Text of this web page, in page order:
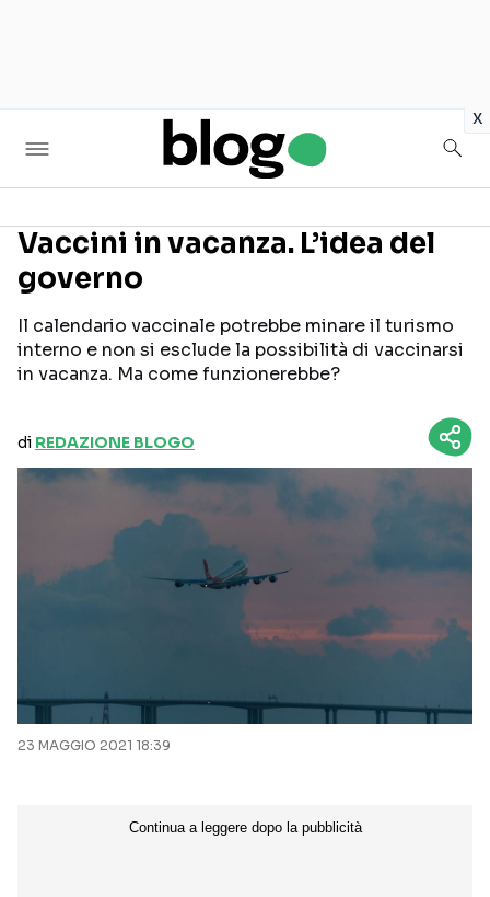
x
Vaccini in vacanza. L’idea del
governo
Il calendario vaccinale potrebbe minare il turismo
interno e non si esclude la possibilità di vaccinarsi
in vacanza. Ma come funzionerebbe?
di REDAZIONE BLOGO
23 MAGGIO 2021 18:39